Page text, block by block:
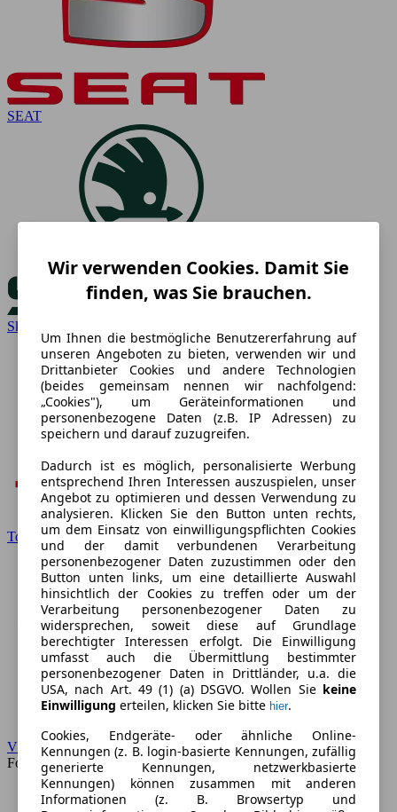
SEAT
Skoda
Toyota
VW
Forum
Wir verwenden Cookies. Damit Sie
finden, was Sie brauchen.
Um Ihnen die bestmögliche Benutzererfahrung auf
unseren Angeboten zu bieten, verwenden wir und
Drittanbieter Cookies und andere Technologien
(beides gemeinsam nennen wir nachfolgend:
„Cookies"), um Geräteinformationen und
personenbezogene Daten (z.B. IP Adressen) zu
speichern und darauf zuzugreifen.
Dadurch ist es möglich, personalisierte Werbung
entsprechend Ihren Interessen auszuspielen, unser
Angebot zu optimieren und dessen Verwendung zu
analysieren. Klicken Sie den Button unten rechts,
um dem Einsatz von einwilligungspflichten Cookies
und der damit verbundenen Verarbeitung
personenbezogener Daten zuzustimmen oder den
Button unten links, um eine detaillierte Auswahl
hinsichtlich der Cookies zu treffen oder um der
Verarbeitung personenbezogener Daten zu
widersprechen, soweit diese auf Grundlage
berechtigter Interessen erfolgt. Die Einwilligung
umfasst auch die Übermittlung bestimmter
personenbezogener Daten in Drittländer, u.a. die
USA, nach Art. 49 (1) (a) DSGVO. Wollen Sie keine
Einwilligung erteilen, klicken Sie bitte hier.
Cookies, Endgeräte- oder ähnliche Online-
Kennungen (z. B. login-basierte Kennungen, zufällig
generierte Kennungen, netzwerkbasierte
Kennungen) können zusammen mit anderen
Informationen (z. B. Browsertyp und